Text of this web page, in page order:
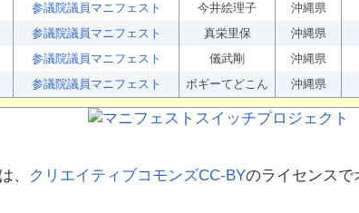
参議院議員マニフェスト 今井絵理子 沖縄県
参議院議員マニフェスト 真栄里保 沖縄県
参議院議員マニフェスト 儀武剛 沖縄県
参議院議員マニフェスト ボギーてどこん 沖縄県
、 クリエイティブコモンズCC-BYのライセンスで